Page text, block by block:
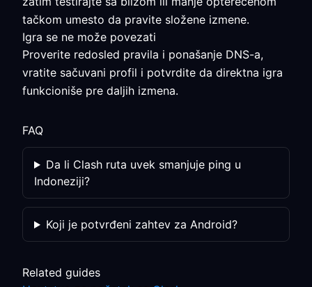
tačkom umesto da pravite složene izmene.
Igra se ne može povezati
Proverite redosled pravila i ponašanje DNS-a,
vratite sačuvani profil i potvrdite da direktna igra
funkcioniše pre daljih izmena.
FAQ
Da li Clash ruta uvek smanjuje ping u
Indoneziji?
Koji je potvrđeni zahtev za Android?
Related guides